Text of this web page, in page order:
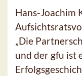
Hans-Joachim
„Die
und der gfu ist